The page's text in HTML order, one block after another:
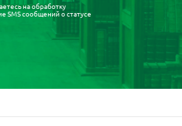
наобработку
SMS сообщений о статусе